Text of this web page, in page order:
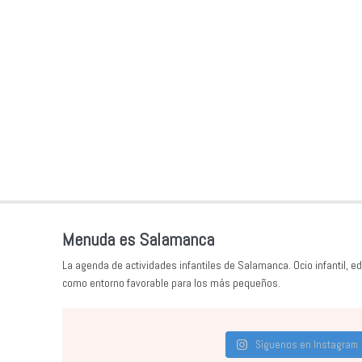
Menuda es Salamanca
La agenda de actividades infantiles de Salamanca. Ocio infantil,
como entorno favorable para los más pequeños.
Síguenos en Instagram